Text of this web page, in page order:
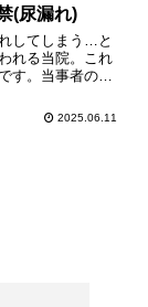
面に傷を伴うこ
歳以...
(尿漏れ)
してしまう…と
れる当院。これ
す。当事者の皆
だきたい投稿に
2025.06.11